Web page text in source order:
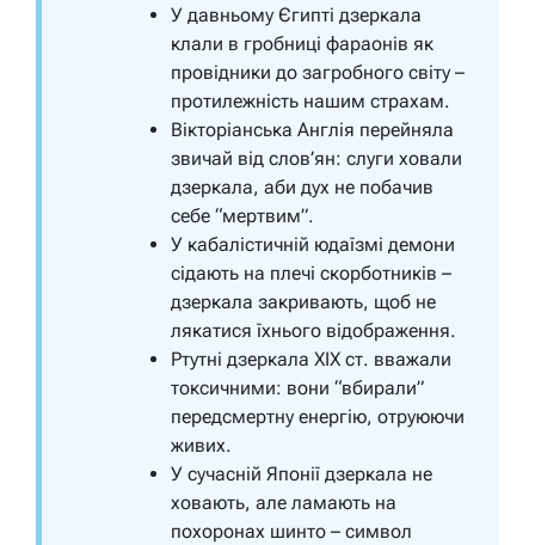
У давньому Єгипті дзеркала
клали в гробниці фараонів як
провідники до загробного світу –
протилежність нашим страхам.
Вікторіанська Англія перейняла
звичай від слов’ян: слуги ховали
дзеркала, аби дух не побачив
себе “мертвим”.
У кабалістичній юдаїзмі демони
сідають на плечі скорботників –
дзеркала закривають, щоб не
лякатися їхнього відображення.
Ртутні дзеркала XIX ст. вважали
токсичними: вони “вбирали”
передсмертну енергію, отруюючи
живих.
У сучасній Японії дзеркала не
ховають, але ламають на
похоронах шинто – символ